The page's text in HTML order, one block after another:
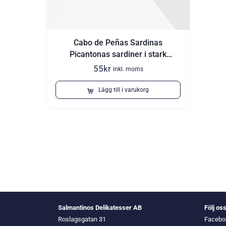
Cabo de Peñas Sardinas
Picantonas sardiner i stark
tomatsås 120 g
55kr inkl. moms
Lägg till i varukorg
Salmantinos Delikatesser AB
Roslagsgatan 31
Följ